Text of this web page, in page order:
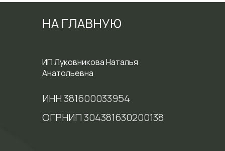
ИП Луковникова Наталья
Анатольевна
НА ГЛАВНУЮ
ИНН 381600033954
ОГРНИП 304381630200138